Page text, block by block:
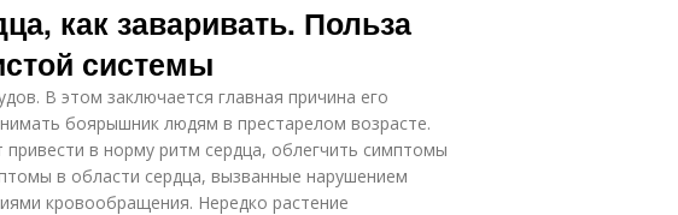
как заваривать. Польза
системы
В этом заключается главная причина его
боярышник людям в престарелом возрасте.
в норму ритм сердца, облегчить симптомы
в области сердца, вызванные нарушением
кровообращения. Нередко растение